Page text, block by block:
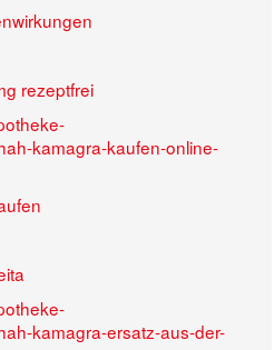
rezeptfrei
kamagra-kaufen-online-
kamagra-ersatz-aus-der-